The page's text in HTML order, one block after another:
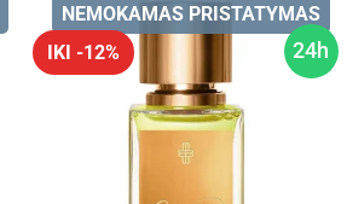
24h
IKI -12%
NEMOKAMAS PRISTATYMAS